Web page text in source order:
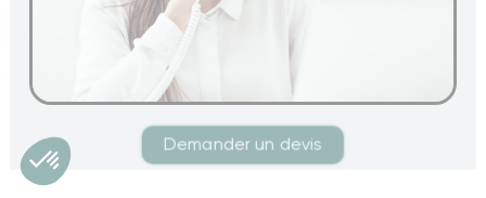
Demander un devis